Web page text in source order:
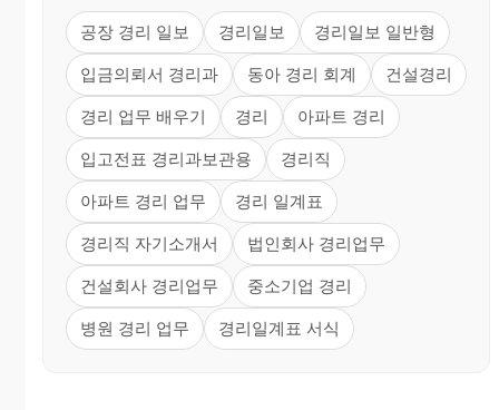
공장 경리 일보 경리일보 경리일보 일반형
입금의뢰서 경리과 동아 경리 회계 건설경리
경리 업무 배우기 경리 아파트 경리
입고전표 경리과보관용 경리직
아파트 경리 업무 경리 일계표
경리직 자기소개서 법인회사 경리업무
건설회사 경리업무 중소기업 경리
병원 경리 업무 경리일계표 서식